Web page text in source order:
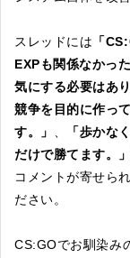
スレッドには 「
EXPも関係なかっ
気にする必要はあ
競争を目的に作っ
す。」
「歩かな
だけで勝てます。」
コメントが寄せら
ださい。
CS:GOでお馴染み